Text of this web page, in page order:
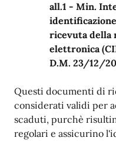
all.1 - Min.
ricevuta della
elettronica
D.M. 23/12/
Questi documenti di
considerati validi per
scaduti, purchè
regolari e assicurino